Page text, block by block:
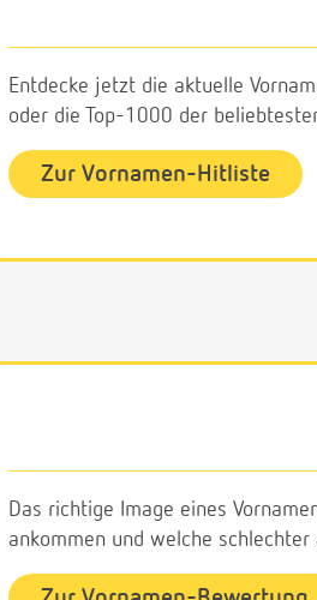
Entdecke jetzt die aktuelle
oder die Top-1000 der
Zur Vornamen-Hitliste
Das richtige Image eines
ankommen und welche schlechter